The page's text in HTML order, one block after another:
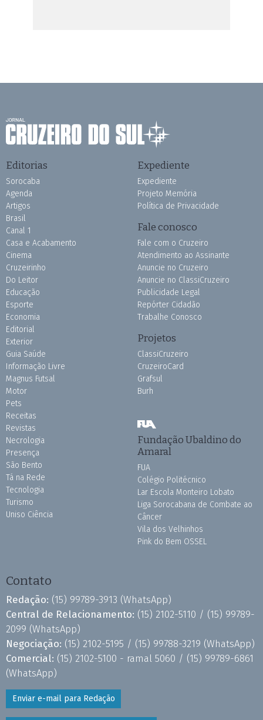
Editorias
Sorocaba
Agenda
Artigos
Brasil
Canal 1
Casa e Acabamento
Cinema
Cruzeirinho
Do Leitor
Educação
Esporte
Economia
Editorial
Exterior
Guia Saúde
Informação Livre
Magnus Futsal
Motor
Pets
Receitas
Revistas
Necrologia
Presença
São Bento
Tá na Rede
Tecnologia
Turismo
Uniso Ciência
Expediente
Expediente
Projeto Memória
Política de Privacidade
Fale conosco
Fale com o Cruzeiro
Atendimento ao Assinante
Anuncie no Cruzeiro
Anuncie no ClassiCruzeiro
Publicidade Legal
Repórter Cidadão
Trabalhe Conosco
Projetos
ClassiCruzeiro
CruzeiroCard
Grafsul
Burh
Fundação Ubaldino do
Amaral
FUA
Colégio Politécnico
Lar Escola Monteiro Lobato
Liga Sorocabana de Combate ao
Câncer
Vila dos Velhinhos
Pink do Bem OSSEL
Contato
Redação: (15) 99789-3913 (WhatsApp)
Central de Relacionamento: (15) 2102-5110 / (15) 99789-
2099 (WhatsApp)
Negociação: (15) 2102-5195 / (15) 99788-3219 (WhatsApp)
Comercial: (15) 2102-5100 - ramal 5060 / (15) 99789-6861
(WhatsApp)
Enviar e-mail para Redação